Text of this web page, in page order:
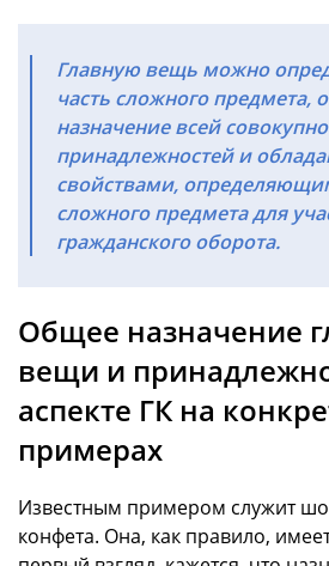
Главную вещь можно
часть сложного
назначение всей
принадлежностей и
свойствами,
сложного предмета для
гражданского оборота.
Общее назначение
вещи и
аспекте ГК на
примерах
Известным примером служит
конфета. Она, как правило,